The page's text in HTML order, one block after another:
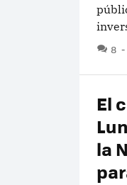
8
El
la